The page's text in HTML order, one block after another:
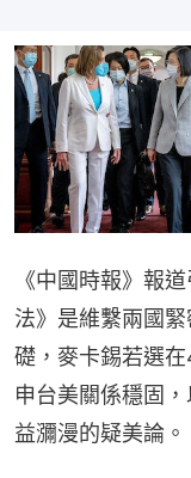
《中國時報》報
法》是維繫兩國
礎，麥卡錫若選
申台美關係穩固
益瀰漫的疑美論。